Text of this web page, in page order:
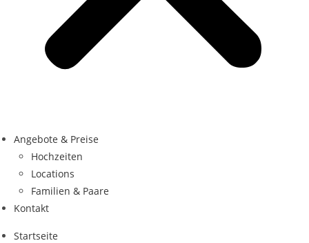
Angebote & Preise
Hochzeiten
Locations
Familien & Paare
Kontakt
Startseite